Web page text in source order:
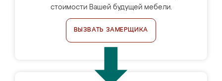
стоимости Вашей будущей мебели.
ВЫЗВАТЬ ЗАМЕРЩИКА